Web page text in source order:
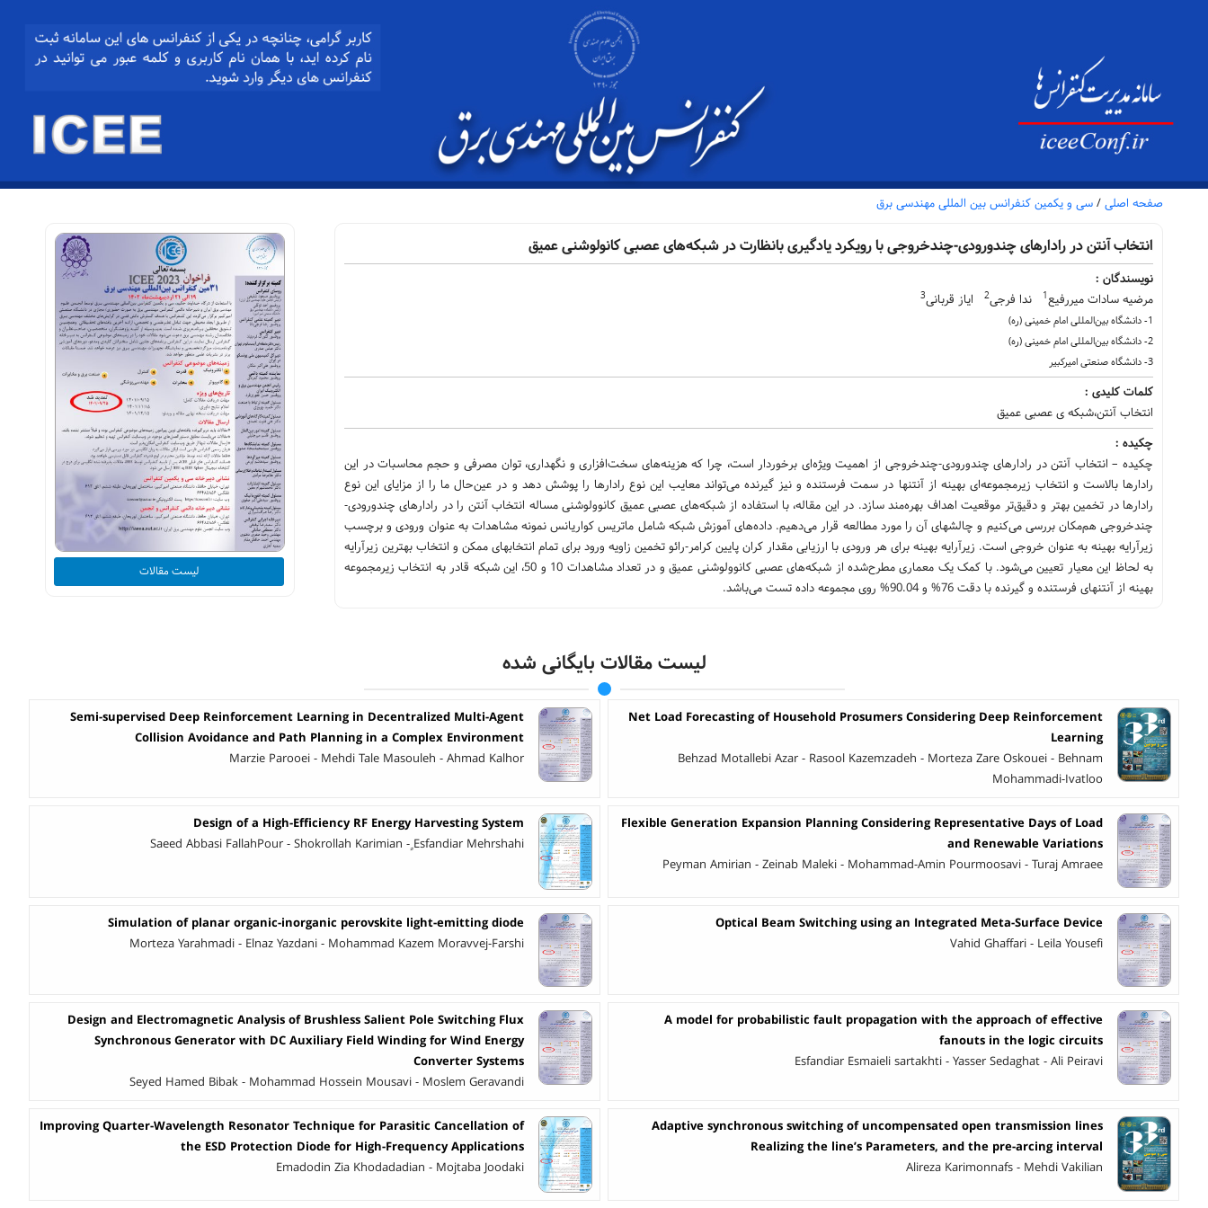
صفحه اصلی / سی و یکمین کنفرانس بین المللی مهندسی برق
انتخاب آنتن در رادارهای چندورودی-چندخروجی با رویکرد یادگیری بانظارت در شبکه‌های عصبی کانولوشنی عمیق
نویسندگان :
مرضیه سادات میررفیع1 ندا فرجی2 ایاز قربانی3
1- دانشگاه بین‌المللی امام خمینی (ره)
2- دانشگاه بین‌المللی امام خمینی (ره)
3- دانشگاه صنعتی امیرکبیر
کلمات کلیدی :
انتخاب آنتن،شبکه ی عصبی عمیق
چکیده :
چکيده – انتخاب آنتن در رادارهای چندورودی-چندخروجی از اهمیت ویژه‌ای برخوردار است، چرا که هزینه‌های سخت‌افزاری و نگهداری، توان مصرفی و حجم محاسبات در این
رادارها بالاست و انتخاب زیرمجموعه‌ای بهینه از آنتنها در سمت فرستنده و نیز گیرنده می‌تواند معایب این نوع رادارها را پوشش دهد و در عین‌حال ما را از مزایای این نوع
رادارها در تخمین بهتر و دقیق‌تر موقعیت اهداف بهره‌مند سازد. در این مقاله، با استفاده از شبکه‌های عصبی عمیق کانوولوشنی مساله انتخاب آنتن را در رادارهای چندورودی-
چندخروجی هم‌مکان بررسی می‌کنیم و چالشهای آن را مورد مطالعه قرار می‌دهیم. داده‌های آموزش شبکه شامل ماتریس کواریانس نمونه مشاهدات به عنوان ورودی و برچسب
زیرآرایه بهینه به عنوان خروجی است. زیرآرایه بهینه برای هر ورودی با ارزیابی مقدار کران پایین کرامر-رائو تخمین زاویه ورود برای تمام انتخابهای ممکن و انتخاب بهترین زیرآرایه
به لحاظ این معیار تعیین می‌شود. با کمک یک معماری مطرح‌شده از شبکه‌های عصبی کانوولوشنی عمیق و در تعداد مشاهدات 10 و 50، این شبکه قادر به انتخاب زیرمجموعه
بهینه از آنتنهای فرستنده و گیرنده با دقت 76% و 90.04% روی مجموعه داده تست می‌باشد.
لیست مقالات
لیست مقالات بایگانی شده
Net Load Forecasting of Household Prosumers Considering Deep Reinforcement
Learning
Behzad Motallebi Azar - Rasool Kazemzadeh - Morteza Zare Oskouei - Behnam
Mohammadi-Ivatloo
Semi-supervised Deep Reinforcement Learning in Decentralized Multi-Agent
Collision Avoidance and Path Planning in a Complex Environment
Marzie Parooei - Mehdi Tale Masouleh - Ahmad Kalhor
Flexible Generation Expansion Planning Considering Representative Days of Load
and Renewable Variations
Peyman Amirian - Zeinab Maleki - Mohammad-Amin Pourmoosavi - Turaj Amraee
Design of a High-Efficiency RF Energy Harvesting System
Saeed Abbasi FallahPour - Shokrollah Karimian - ٍEsfandiar Mehrshahi
Optical Beam Switching using an Integrated Meta-Surface Device
Vahid Ghaffari - Leila Yousefi
Simulation of planar organic-inorganic perovskite light-emitting diode
Morteza Yarahmadi - Elnaz Yazdani - Mohammad Kazem Moravvej-Farshi
A model for probabilistic fault propagation with the approach of effective
fanouts in the logic circuits
Esfandiar Esmaieli sartakhti - Yasser Sedaghat - Ali Peiravi
Design and Electromagnetic Analysis of Brushless Salient Pole Switching Flux
Synchronous Generator with DC Auxiliary Field Winding for Wind Energy
Converter Systems
Seyed Hamed Bibak - Mohammad Hossein Mousavi - Moslem Geravandi
Adaptive synchronous switching of uncompensated open transmission lines
Realizing the line’s Parameters, and the pre-arcing interval
Alireza Karimonnafs - Mehdi Vakilian
Improving Quarter-Wavelength Resonator Technique for Parasitic Cancellation of
the ESD Protection Diode for High-Frequency Applications
Emadodin Zia Khodadadian - Mojtaba Joodaki